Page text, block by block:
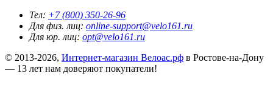
Тел: +7 (800) 350-26-96
Для физ. лиц: online-support@velo161.ru
Для юр. лиц: opt@velo161.ru
© 2013-2026, Интернет-магазин Велоас.рф в Ростове-на-Дону
— 13 лет нам доверяют покупатели!